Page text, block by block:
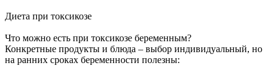
Диета при токсикозе
Что можно есть при токсикозе беременным?
Конкретные продукты и блюда – выбор индивидуальный, но
на ранних сроках беременности полезны: